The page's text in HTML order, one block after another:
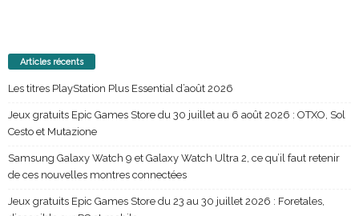
Articles récents
Les titres PlayStation Plus Essential d’août 2026
Jeux gratuits Epic Games Store du 30 juillet au 6 août 2026 : OTXO, Sol
Cesto et Mutazione
Samsung Galaxy Watch 9 et Galaxy Watch Ultra 2, ce qu’il faut retenir
de ces nouvelles montres connectées
Jeux gratuits Epic Games Store du 23 au 30 juillet 2026 : Foretales,